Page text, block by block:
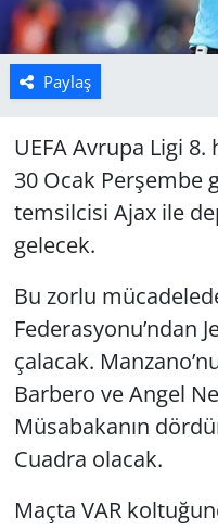
Paylaş
UEFA Avrupa Ligi
30 Ocak Perşembe
temsilcisi Ajax ile
gelecek.
Bu zorlu
Federasyonu’ndan
çalacak.
Barbero ve Angel
Müsabakanın
Cuadra olacak.
Maçta VAR